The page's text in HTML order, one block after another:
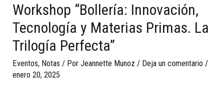
Workshop “Bollería: Innovación,
Tecnología y Materias Primas. La
Trilogía Perfecta”
Eventos, Notas / PorJeannette Munoz / Deja un comentario /
enero 20, 2025